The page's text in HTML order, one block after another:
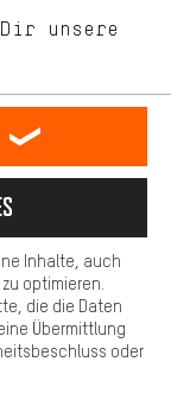
FR
Affiliateprogramm
unsere
Webseite und
Komfort-Cookies
her. So
Informationen zur
zusätzliche
richtigen Produkte zu
Funktion an, damit
werden können.
Webseite
Inhalte, auch
optimieren.
die die Daten
Übermittlung
oder